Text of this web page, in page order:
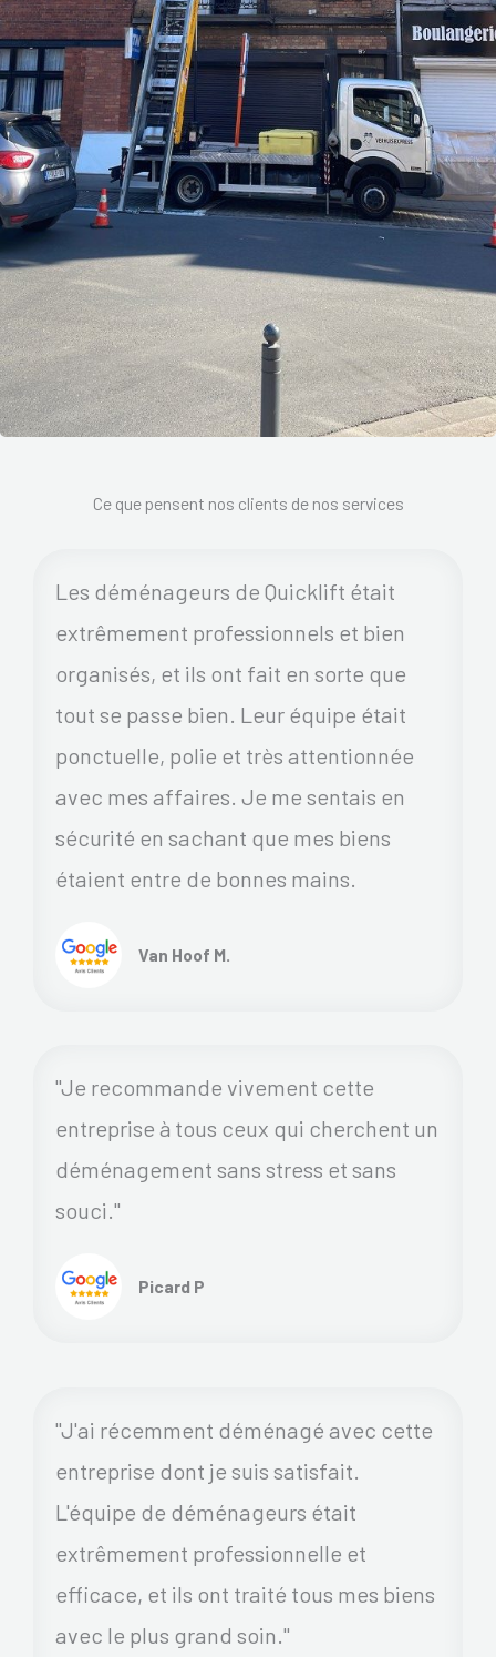
Ce que pensent nos clients de nos services
Les déménageurs de Quicklift était
extrêmement professionnels et bien
organisés, et ils ont fait en sorte que
tout se passe bien. Leur équipe était
ponctuelle, polie et très attentionnée
avec mes affaires. Je me sentais en
sécurité en sachant que mes biens
étaient entre de bonnes mains.
Van Hoof M.
"Je recommande vivement cette
entreprise à tous ceux qui cherchent un
déménagement sans stress et sans
souci."
Picard P
"J'ai récemment déménagé avec cette
entreprise dont je suis satisfait.
L'équipe de déménageurs était
extrêmement professionnelle et
efficace, et ils ont traité tous mes biens
avec le plus grand soin."